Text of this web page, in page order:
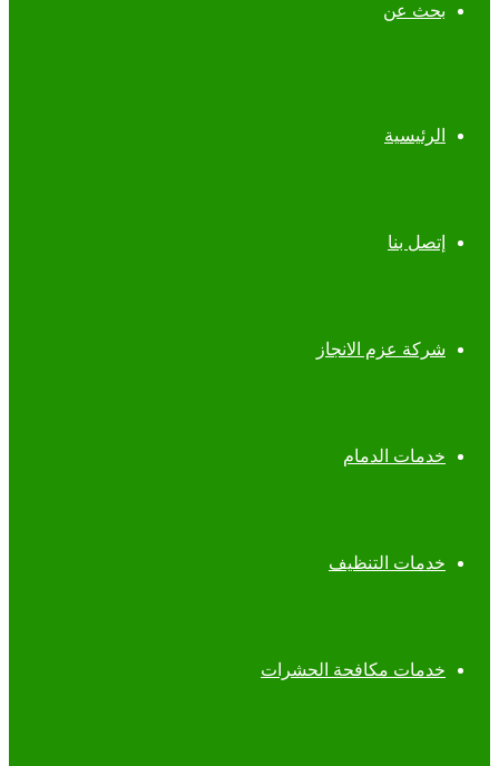
بحث عن
الرئيسية
إتصل بنا
شركة عزم الانجاز
خدمات الدمام
خدمات التنظيف
خدمات مكافحة الحشرات